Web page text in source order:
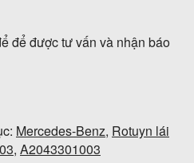
để được tư vấn và nhận báo
Mercedes-Benz, Rotuyn lái
, A2043301003